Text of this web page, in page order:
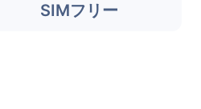
SIMフリー